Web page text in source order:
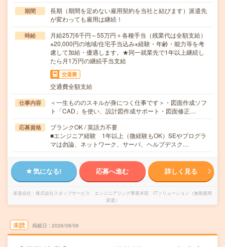
期間
長期（期間を定めない雇用契約を当社と結びます）派遣先
が変わっても雇用は継続！
時給
月給25万6千円～55万円＋各種手当（残業代は全額支給）
※20,000円の地域/住宅手当込み※経験・年齢・能力等を考
慮して加給・優遇します。★同一就業先で1年以上継続し
たら月1万円の継続手当支給
交通費
交通費全額支給
仕事内容
＜一生もののスキルが身につく仕事です＞・図面作成ソフ
ト「CAD」を使い、設計図作成サポート・図面修正…
応募資格
ブランクOK / 英語力不要
■エンジニア経験 1年以上（微経験もOK）SEやプログラ
マは勿論、ネットワーク、サーバ、ヘルプデスク…
気になる! 応募へ進む 詳しく見る
派遣会社
株式会社スタッフサービス エンジニアリング事業本部 ITソリューション（無期雇用
派遣）
未読 掲載日 2026/08/06